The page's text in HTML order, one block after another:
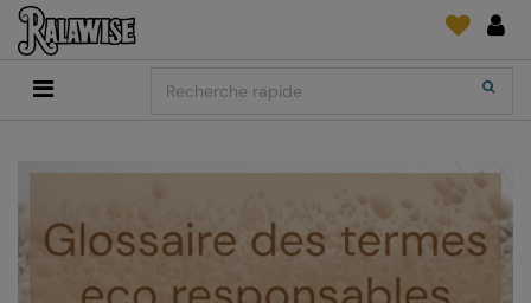
Back
Collections
Back
Anthem
Asquith & Fox
Back
Asquith & Fox
AWDis Ecologie
Back Back
Direct To Garment
Broderie
Flex Et Vinyl
Back
Back
retour d'information
FAQ